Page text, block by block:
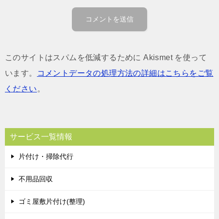
このサイトはスパムを低減するために Akismet を使って
います。
コメントデータの処理方法の詳細はこちらをご覧
ください 。
サービス一覧情報
片付け・掃除代行
不用品回収
ゴミ屋敷片付け(整理)